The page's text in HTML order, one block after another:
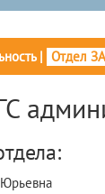
| Отдел
Юрьевна